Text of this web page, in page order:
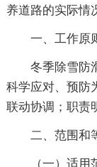
养道路的实际情
一、工作原
冬季除雪防
科学应对、预防
联动协调；职责
二、范围和
（一）适用